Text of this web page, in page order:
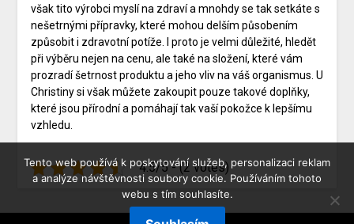
však tito výrobci myslí na zdraví a mnohdy se tak setkáte s
nešetrnými přípravky, které mohou delším působením
způsobit i zdravotní potíže. I proto je velmi důležité, hledět
při výběru nejen na cenu, ale také na složení, které vám
prozradí šetrnost produktu a jeho vliv na váš organismus. U
Christiny si však můžete zakoupit pouze takové doplňky,
které jsou přírodní a pomáhají tak vaší pokožce k lepšímu
vzhledu.
4.5/5 - (2 votes)
Tento web používá k poskytování služeb, personalizaci reklam
a analýze návštěvnosti soubory cookie. Používáním tohoto
webu s tím souhlasíte.